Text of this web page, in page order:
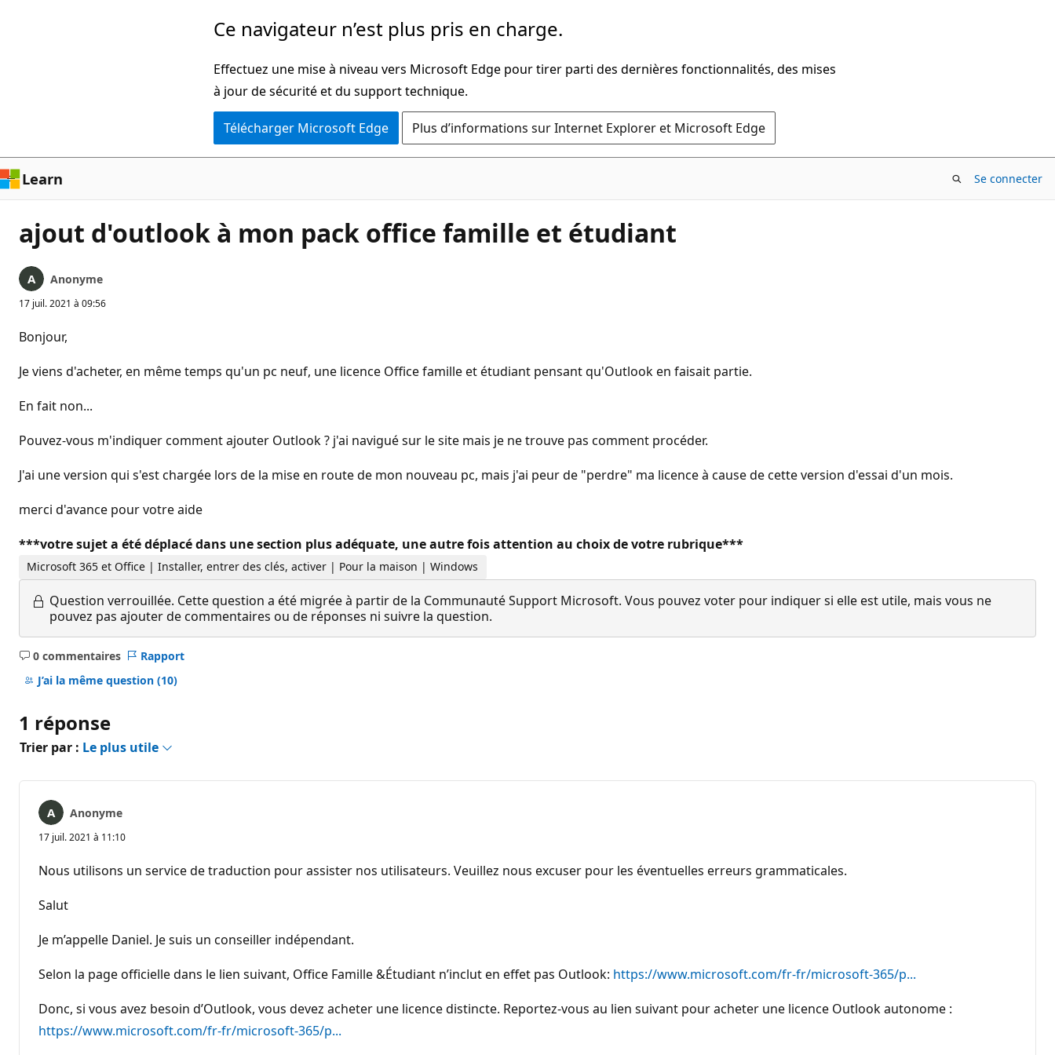
Ce navigateur n’est plus pris en charge.
Effectuez une mise à niveau vers Microsoft Edge pour tirer parti des dernières fonctionnalités, des mises
à jour de sécurité et du support technique.
Télécharger Microsoft Edge Plus d’informations sur Internet Explorer et Microsoft Edge
Learn Se connecter
ajout d'outlook à mon pack office famille et étudiant
Anonyme
17 juil. 2021 à 09:56
Bonjour,
Je viens d'acheter, en même temps qu'un pc neuf, une licence Office famille et étudiant pensant qu'Outlook en faisait partie.
En fait non...
Pouvez-vous m'indiquer comment ajouter Outlook ? j'ai navigué sur le site mais je ne trouve pas comment procéder.
J'ai une version qui s'est chargée lors de la mise en route de mon nouveau pc, mais j'ai peur de "perdre" ma licence à cause de cette version d'essai d'un mois.
merci d'avance pour votre aide
***votre sujet a été déplacé dans une section plus adéquate, une autre fois attention au choix de votre rubrique***
Microsoft 365 et Office | Installer, entrer des clés, activer | Pour la maison | Windows
Question verrouillée. Cette question a été migrée à partir de la Communauté Support Microsoft. Vous pouvez voter pour indiquer si elle est utile, mais vous ne
pouvez pas ajouter de commentaires ou de réponses ni suivre la question.
0 commentaires
Aucun
commentaire
Rapport
J’ai la même question (10)
1 réponse
Trier par : Le plus utile
Anonyme
17 juil. 2021 à 11:10
Nous utilisons un service de traduction pour assister nos utilisateurs. Veuillez nous excuser pour les éventuelles erreurs grammaticales.
Salut
Je m’appelle Daniel. Je suis un conseiller indépendant.
Selon la page officielle dans le lien suivant, Office Famille &Étudiant n’inclut en effet pas Outlook: https://www.microsoft.com/fr-fr/microsoft-365/p...
Donc, si vous avez besoin d’Outlook, vous devez acheter une licence distincte. Reportez-vous au lien suivant pour acheter une licence Outlook autonome :
https://www.microsoft.com/fr-fr/microsoft-365/p...